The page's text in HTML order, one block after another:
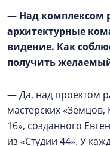
— Над комплексом
архитектурные
видение. Как
получить
— Да, над проектом
мастерских
16», созданного
из «Студии 44». У